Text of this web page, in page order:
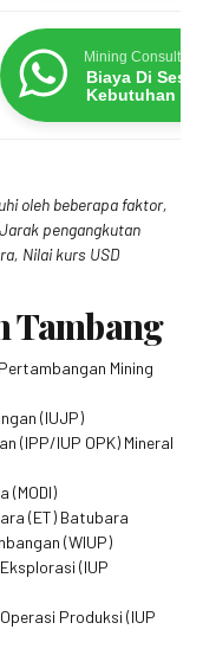
Mining Consultants
Biaya Di
Kebutuhan
oleh beberapa faktor,
pengangkutan
Nilai kurs USD
Tambang
Mining
(IUJP)
(IPP/IUP OPK) Mineral
(MODI)
(ET) Batubara
(WIUP)
(IUP
Produksi (IUP